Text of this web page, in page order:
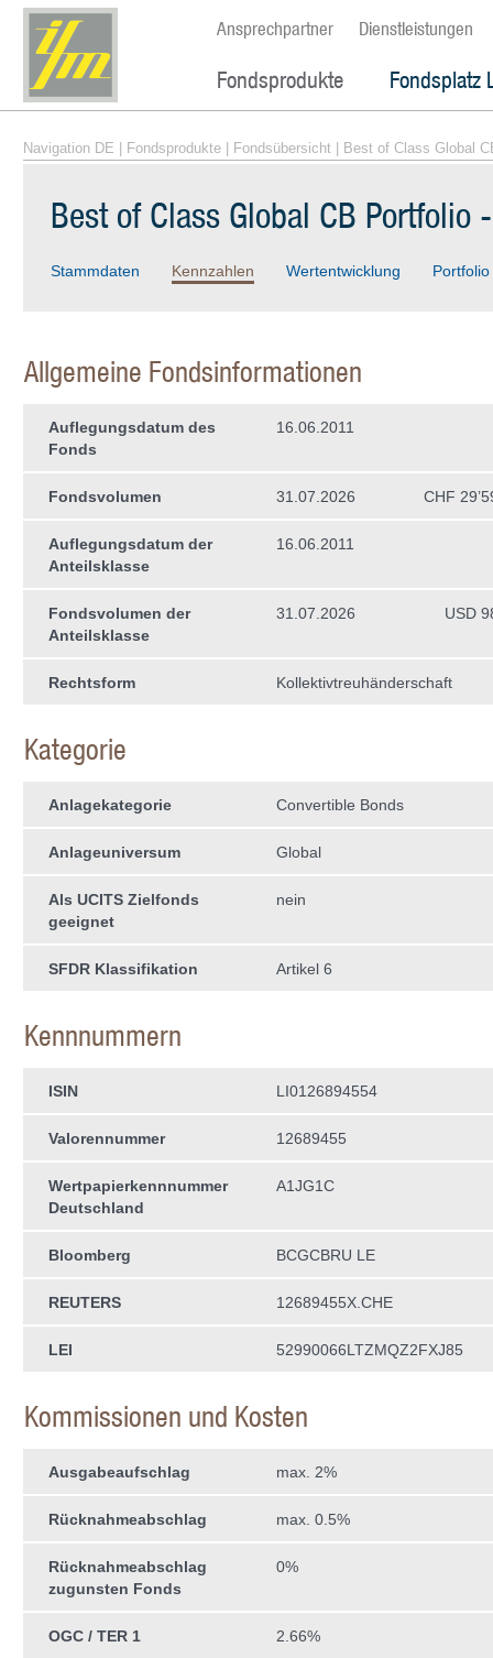
Ansprechpartner Dienstleistungen
Fondsprodukte Fondsplatz
Navigation DE Fondsprodukte Fondsübersicht | Best of Class Global
Best of Class Global CB Portfolio
Stammdaten Kennzahlen Wertentwicklung Portfolio
Allgemeine Fondsinformationen
Auflegungsdatum des
Fonds
16.06.2011
Fondsvolumen 31.07.2026 CHF
Auflegungsdatum der
Anteilsklasse
16.06.2011
Fondsvolumen der
Anteilsklasse
31.07.2026 USD
Rechtsform Kollektivtreuhän­derschaft
Kategorie
Anlagekategorie Convertible Bonds
Anlageuniversum Global
Als UCITS Zielfonds
geeignet
nein
SFDR Klassifikation Artikel 6
Kennnummern
ISIN LI0126894554
Valorennummer 12689455
Wertpapierkenn­nummer
Deutschland
A1JG1C
Bloomberg BCGCBRU LE
REUTERS 12689455X.CHE
LEI 52990066LTZMQZ2FXJ85
Kommissionen und Kosten
Ausgabeaufschlag max. 2%
Rücknahmeabschlag max. 0.5%
Rücknahmeabschlag
zugunsten Fonds
0%
OGC / TER 1 2.66%